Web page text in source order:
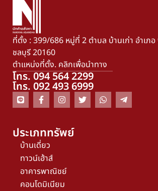
ที่ตั้ง : 399/686 หมู่ที่ 2 ตำบล บ้านเก่า อำเภ
ชลบุรี 20160
ตำแหน่งที่ตั้ง. คลิกเพื่อนำทาง
โทร. 094 564 2299
โทร. 092 493 6999
ประเภททรัพย์
บ้านเดี่ยว
ทาวน์เฮ้าส์
อาคารพาณิชย์
คอนโดมิเนียม